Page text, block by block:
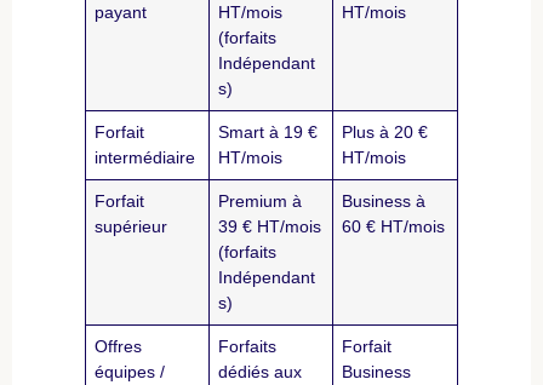
payant
HT/mois
(forfaits
Indépendant
s)
HT/mois
Forfait
intermédiaire
Smart à 19 €
HT/mois
Plus à 20 €
HT/mois
Forfait
supérieur
Premium à
39 € HT/mois
(forfaits
Indépendant
s)
Business à
60 € HT/mois
Offres
équipes /
Forfaits
dédiés aux
Forfait
Business